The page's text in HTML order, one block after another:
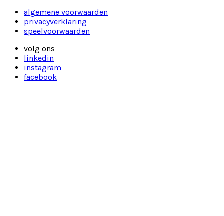
algemene voorwaarden
privacyverklaring
speelvoorwaarden
volg ons
linkedin
instagram
facebook